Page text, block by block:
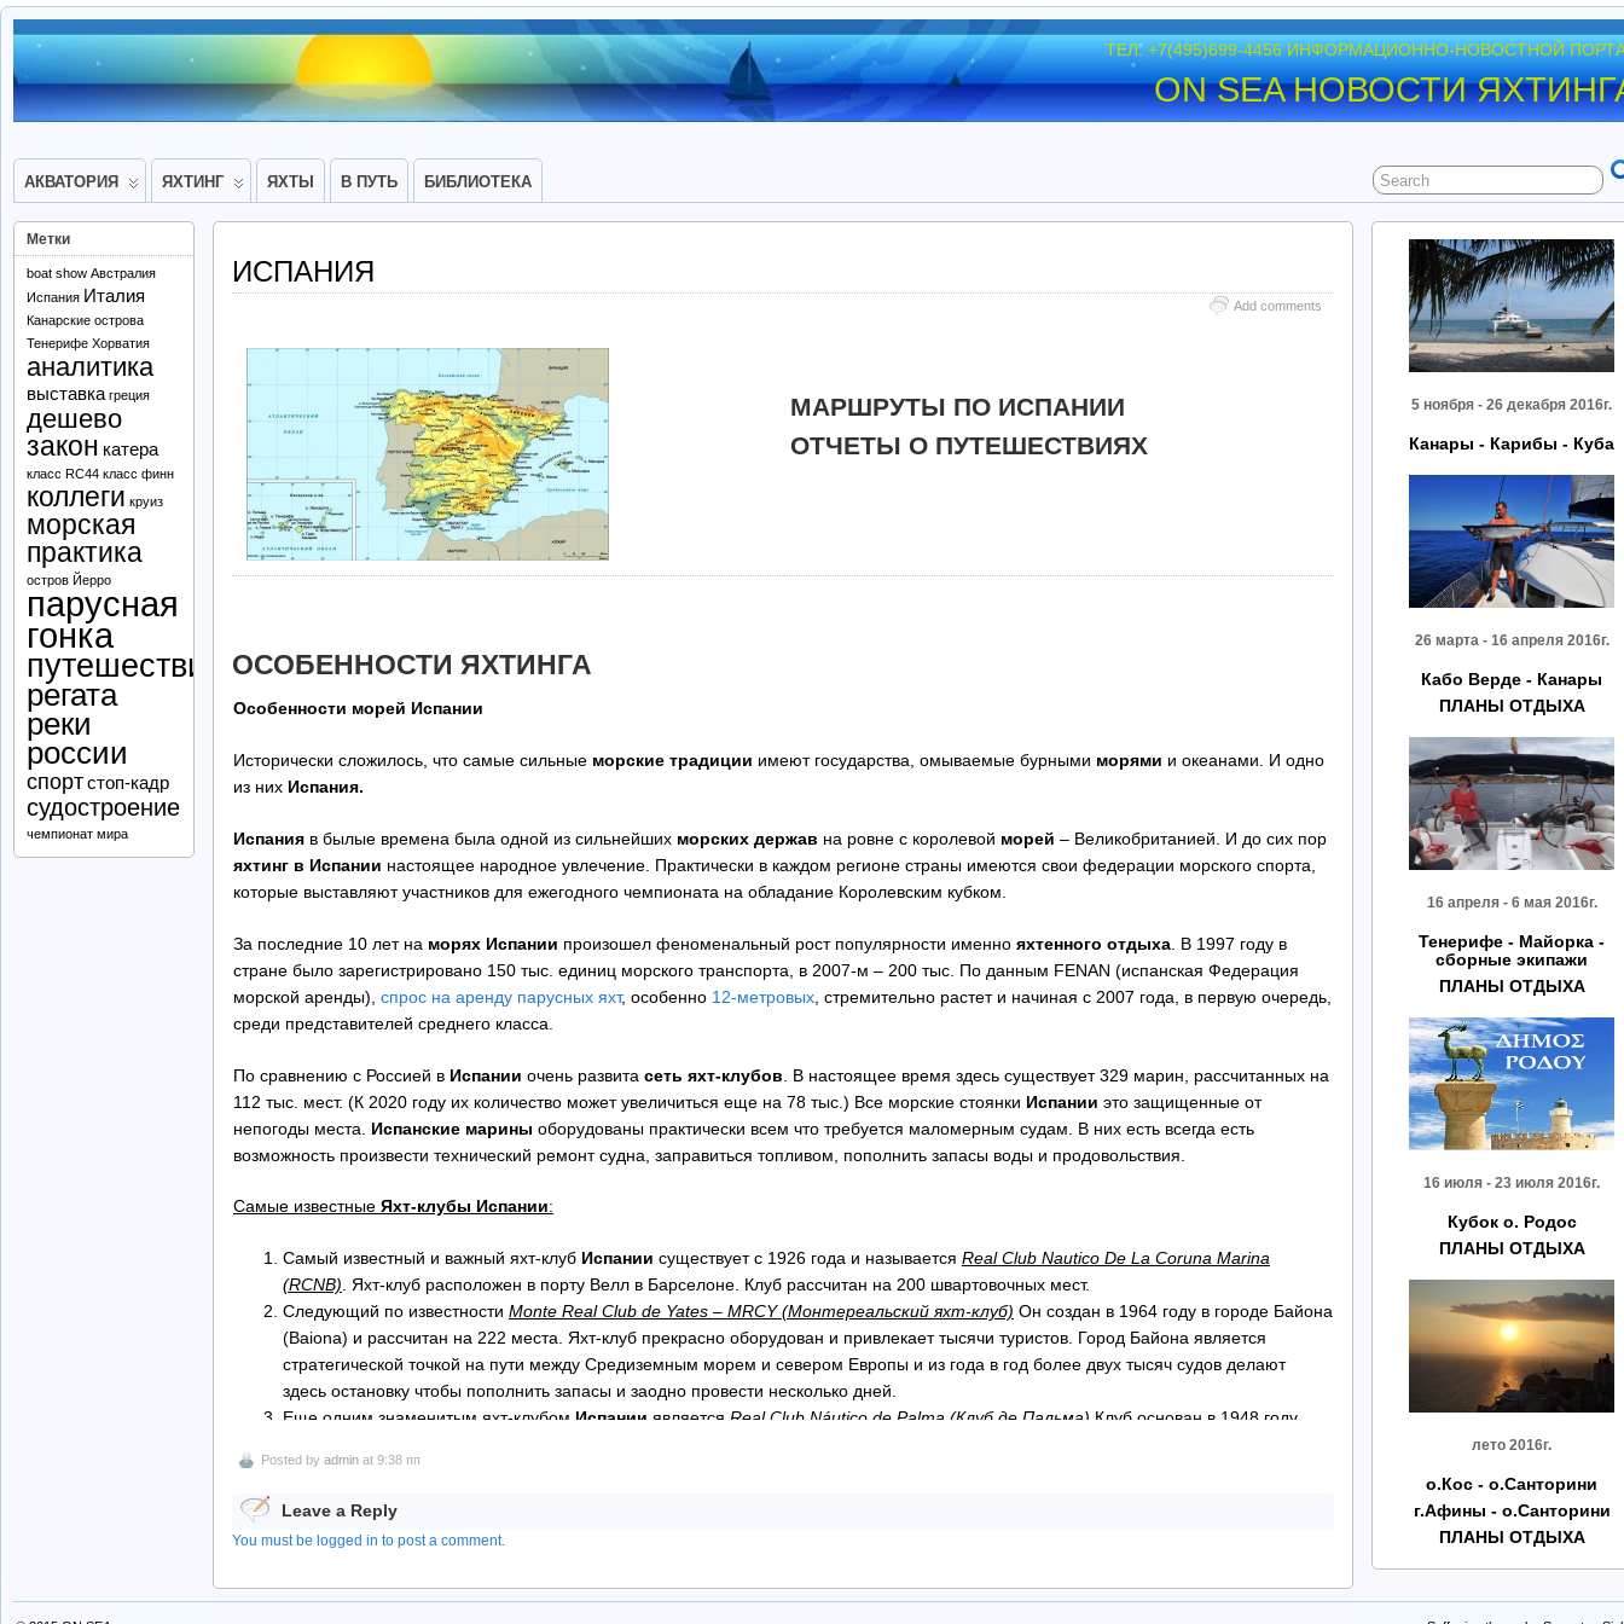
ТЕЛ. +7(495)699-4456 ИНФОРМАЦИОННО-НОВОСТНОЙ
ON SEA НОВОСТИ
АКВАТОРИЯ ЯХТИНГ ЯХТЫ В ПУТЬ БИБЛИОТЕКА
ИСПАНИЯ
Add comments
МАРШРУТЫ ПО ИСПАНИИ
ОТЧЕТЫ О ПУТЕШЕСТВИЯХ
ОСОБЕННОСТИ ЯХТИНГА
Особенности морей Испании
Исторически сложилось, что самые сильные морские традиции имеют государства, омываемые бурными морями и океанами. И одно
из них Испания.
Испания в былые времена была одной из сильнейших морских держав на ровне с королевой морей – Великобританией. И до сих пор
яхтинг в Испании настоящее народное увлечение. Практически в каждом регионе страны имеются свои федерации морского спорта,
которые выставляют участников для ежегодного чемпионата на обладание Королевским кубком.
За последние 10 лет на морях Испании произошел феноменальный рост популярности именно яхтенного отдыха . В 1997 году в
стране было зарегистрировано 150 тыс. единиц морского транспорта, в 2007-м – 200 тыс. По данным FENAN (испанская Федерация
морской аренды), спрос на аренду парусных яхт, особенно 12-метровых , стремительно растет и начиная с 2007 года, в первую очередь,
среди представителей среднего класса.
По сравнению с Россией в Испании очень развита сеть яхт-клубов . В настоящее время здесь существует 329 марин, рассчитанных на
112 тыс. мест. (К 2020 году их количество может увеличиться еще на 78 тыс.) Все морские стоянки Испании это защищенные от
непогоды места. Испанские марины оборудованы практически всем что требуется маломерным судам. В них есть всегда есть
возможность произвести технический ремонт судна, заправиться топливом, пополнить запасы воды и продовольствия.
Самые известные Яхт-клубы Испании:
Самый известный и важный яхт-клуб Испании существует с 1926 года и называется Real Club Nautico De La Coruna Marina
(RCNB). Яхт-клуб расположен в порту Велл в Барселоне. Клуб рассчитан на 200 швартовочных мест.
Следующий по известности Monte Real Club de Yates – MRCY (Монтереальский яхт-клуб) Он создан в 1964 году в городе Байона
(Baiona) и рассчитан на 222 места. Яхт-клуб прекрасно оборудован и привлекает тысячи туристов. Город Байона является
стратегической точкой на пути между Средиземным морем и севером Европы и из года в год более двух тысяч судов делают
здесь остановку чтобы пополнить запасы и заодно провести несколько дней.
Еще одним знаменитым яхт-клубом Испании является Real Club Náutico de Palma (Клуб де Пальма) Клуб основан в 1948 году.
швартовочных мест.
модным на острове Майорка. Марина яхт-клуба рассчитана на 670 мест. Здесь могут швартоваться яхты длиной от 8 до 80
метров.
(Координаты местоположения: 37º34′ 18.23» 1º4′ 57.26».) Яхт-клуб в будущем займет на суше 55 га, а на море 10 га.
Posted by admin at 9:38 пп
Leave a Reply
You must be logged in to post a comment.
Метки
boat show Австралия
Испания Италия
Канарские острова
Тенерифе Хорватия
аналитика
выставка греция
дешево
закон катера
класс RC44 класс финн
коллеги круиз
морская
практика
остров Йерро
парусная
гонка
путешествие
регата
реки
россии
спортстоп-кадр
судостроение
чемпионат мира
5 ноября - 26 декабря 2016г.
Канары - Карибы - Куба
26 марта - 16 апреля 2016г.
Кабо Верде - Канары
ПЛАНЫ ОТДЫХА
16 апреля - 6 мая 2016г.
Тенерифе - Майорка -
сборные экипажи
ПЛАНЫ ОТДЫХА
16 июля - 23 июля 2016г.
Кубок о. Родос
ПЛАНЫ ОТДЫХА
лето 2016г.
о.Кос - о.Санторини
г.Афины - о.Санторини
ПЛАНЫ ОТДЫХА